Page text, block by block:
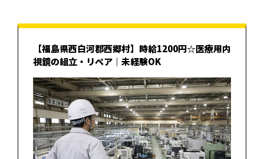
【福島県西白河郡西郷村】時給1200円☆医療用内
視鏡の組立・リペア｜未経験OK